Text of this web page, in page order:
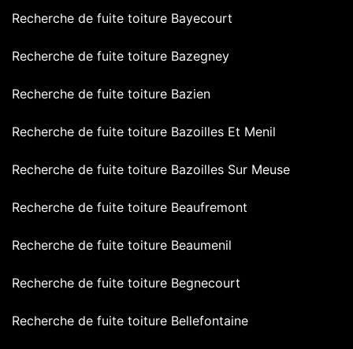
Recherche de fuite toiture Bayecourt
Recherche de fuite toiture Bazegney
Recherche de fuite toiture Bazien
Recherche de fuite toiture Bazoilles Et Menil
Recherche de fuite toiture Bazoilles Sur Meuse
Recherche de fuite toiture Beaufremont
Recherche de fuite toiture Beaumenil
Recherche de fuite toiture Begnecourt
Recherche de fuite toiture Bellefontaine